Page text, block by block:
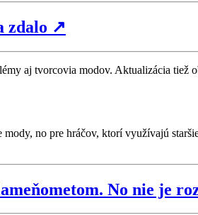
zdalo ↗
aj tvorcovia modov. Aktualizácia tiež
no pre hráčov, ktorí využívajú
No nie je